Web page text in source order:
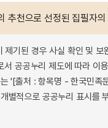
추천으로 선정된 집필자
기된 경우 사실 확인 및
공공누리 제도에 따라 이
'[출처 : 항목명 - 한국민족
별적으로 공공누리 표시를